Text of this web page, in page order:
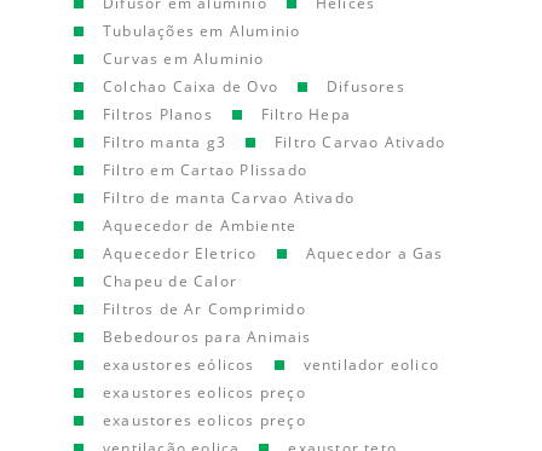
Tubulações em Aluminio
Curvas em Aluminio
Colchao Caixa de Ovo
Difusores
Filtros Planos
Filtro Hepa
Filtro manta g3
Filtro Carvao Ativado
Filtro em Cartao Plissado
Filtro de manta Carvao Ativado
Aquecedor de Ambiente
Aquecedor Eletrico
Aquecedor a Gas
Chapeu de Calor
Filtros de Ar Comprimido
Bebedouros para Animais
exaustores eólicos
ventilador eolico
exaustores eolicos preço
exaustores eolicos preço